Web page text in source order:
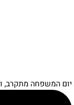
יום המשפחה מתקרב,